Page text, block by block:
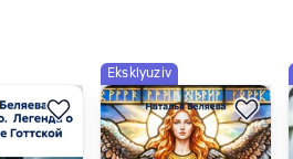
Eksklyuziv